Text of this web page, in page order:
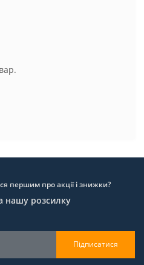
першим про акції і знижки?
нашу розсилку
Підписатися